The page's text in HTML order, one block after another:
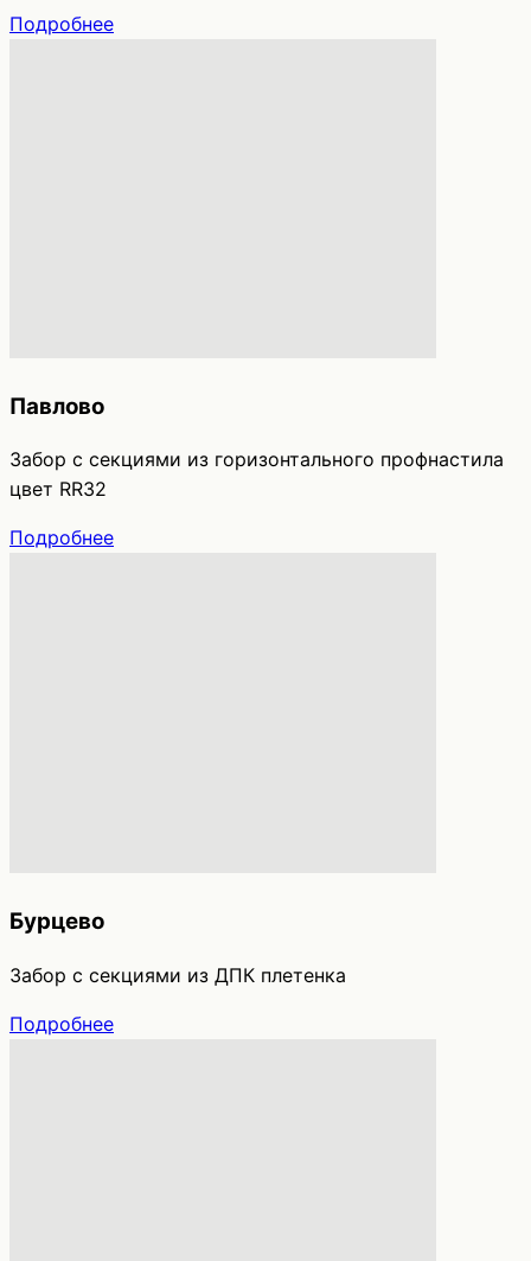
Подробнее
Павлово
Забор с секциями из горизонтального профнастила
цвет RR32
Подробнее
Бурцево
Забор с секциями из ДПК плетенка
Подробнее